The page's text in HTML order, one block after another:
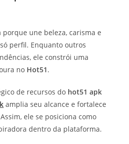
porque une beleza, carisma e
perfil. Enquanto outros
ele constrói uma
no Hot51.
de recursos do hot51 apk
amplia seu alcance e fortalece
ele se posiciona como
dentro da plataforma.